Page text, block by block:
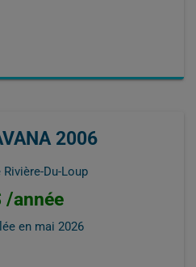
2006
Du-Loup
/année
en mai 2026